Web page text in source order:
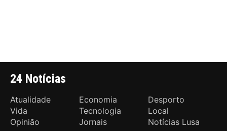
24 Notícias
Atualidade Economia
Desporto
Vida
Tecnologia
Local
Opinião
Jornais Notícias Lusa